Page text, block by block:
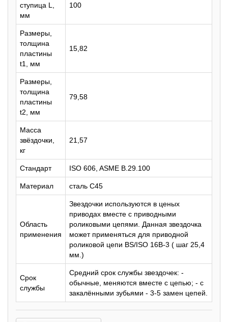
ступица L,
мм
100
Размеры,
толщина
пластины
t1, мм
15,82
Размеры,
толщина
пластины
t2, мм
79,58
Масса
звёздочки,
кг
21,57
Стандарт ISO 606, ASME B.29.100
Материал сталь C45
Область
применения
Звездочки используются в ценых
приводах вместе с приводными
роликовыми цепями. Данная звездочка
может применяться для приводной
роликовой цепи BS/ISO 16B-3 ( шаг 25,4
мм.)
Срок
службы
Средний срок службы звездочек: -
обычные, меняются вместе с цепью; - с
закалёнными зубьями - 3-5 замен цепей.